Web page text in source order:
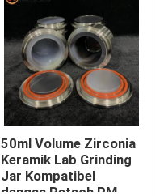
50ml Volume Zirconia
Keramik Lab Grinding
Jar Kompatibel
dengan Retsch PM